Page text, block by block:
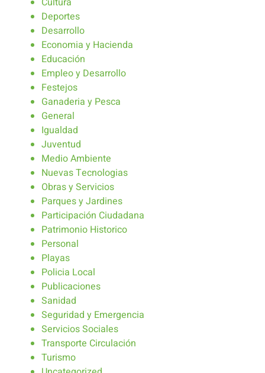
Deportes
Desarrollo
Economia y Hacienda
Educación
Empleo y Desarrollo
Festejos
Ganaderia y Pesca
General
Igualdad
Juventud
Medio Ambiente
Nuevas Tecnologias
Obras y Servicios
Parques y Jardines
Participación Ciudadana
Patrimonio Historico
Personal
Playas
Policia Local
Publicaciones
Sanidad
Seguridad y Emergencia
Servicios Sociales
Transporte Circulación
Turismo